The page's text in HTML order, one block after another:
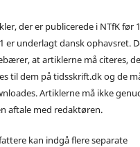
der er publicerede i NTfK før
er underlagt dansk ophavsret.
at artiklerne må citeres,
til dem på tidsskrift.dk og de
Artiklerne må ikke
aftale med redaktøren.
kan indgå flere separate